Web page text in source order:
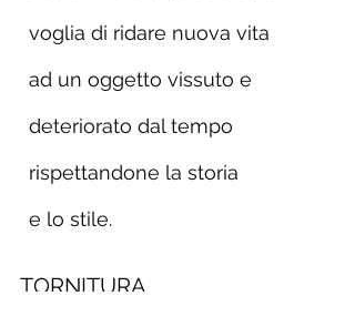
voglia di ridare nuova vita
ad un oggetto vissuto e
deteriorato dal tempo
rispettandone la storia
e lo stile.
TORNITURA